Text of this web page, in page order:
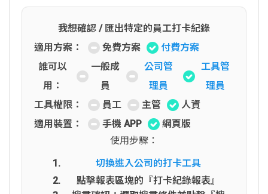
我想確認 / 匯出特定的員工打卡紀錄
適用方案：
免費方案
付費方案
誰可以
用：
一般成
員
公司管
理員
工具管
理員
工具權限：
員工 主管
人資
適用裝置：
手機 APP
網頁版
使用步驟：
切換進入公司的打卡工具
點擊報表區塊的『打卡紀錄報表』